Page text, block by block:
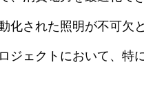
化された照明が不可欠
ジェクトにおいて、特